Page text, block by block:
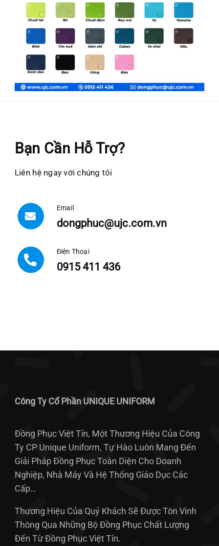
Bạn Cần Hỗ Trợ?
Liên hệ ngay với chúng tôi
Email
dongphuc@ujc.com.vn
Điện Thoại
0915 411 436
Công Ty Cổ Phần UNIQUE UNIFORM
Đồng Phục Việt Tín, Một Thương Hiệu Của Công
Ty CP Unique Uniform, Tự Hào Luôn Mang Đến
Giải Pháp Đồng Phục Toàn Diện Cho Doanh
Nghiệp, Nhà Máy Và Hệ Thống Giáo Dục Các
Cấp…
Thương Hiệu Của Quý Khách Sẽ Được Tôn Vinh
Thông Qua Những Bộ Đồng Phục Chất Lượng
Đến Từ Đồng Phục Việt Tín.